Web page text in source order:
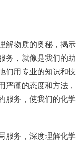
解物质的奥秘，揭示
务，就像是我们的助
们用专业的知识和技
严谨的态度和方法，
服务，使我们的化学
服务，深度理解化学